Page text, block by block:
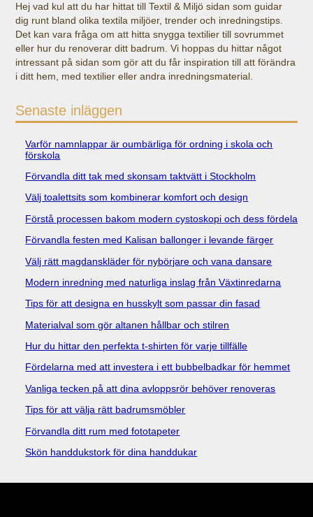
Hej vad kul att du har hittat till Textil & Miljö sidan som guidar
dig runt bland olika textila miljöer, trender och inredningstips.
Det kan vara fråga om att hitta snygga textilier till sovrummet
eller hur du renoverar ditt badrum. Vi hoppas du hittar något
intressant på sidan som gör att du får inspiration till att förändra
i ditt hem, med textilier eller andra inredningsmaterial.
Senaste inläggen
Varför namnlappar är oumbärliga för ordning i skola och
förskola
Förvandla ditt tak med skonsam taktvätt i Stockholm
Välj toalettsits som kombinerar komfort och design
Förstå processen bakom modern cystoskopi och dess fördelar
Förvandla festen med Kalisan ballonger i levande färger
Välj rätt magdanskläder för nybörjare och vana dansare
Modern inredning med naturliga inslag från Växtinredarna
Tips för att designa en husskylt som passar din fasad
Materialval som gör altanen hållbar och stilren
Hur du hittar den perfekta t-shirten för varje tillfälle
Fördelarna med att investera i ett bubbelbadkar för hemmet
Vanliga tecken på att dina avloppsrör behöver renoveras
Tips för att välja rätt badrumsmöbler
Förvandla ditt rum med fototapeter
Skön handdukstork för dina handdukar